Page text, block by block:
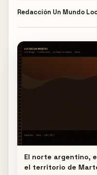
Redacción Un Mundo
El norte argentino,
el territorio de